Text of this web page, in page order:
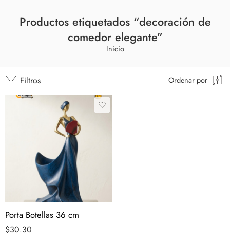
Productos etiquetados “decoración de
comedor elegante”
Inicio
Filtros Ordenar por
Porta Botellas 36 cm
$30.30